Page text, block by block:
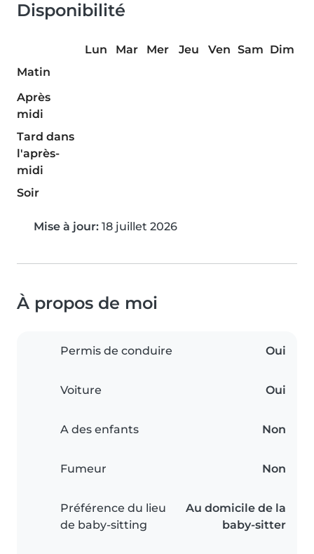
Disponibilité
Lun Mar Mer Jeu Ven Sam Dim
Matin
Après
midi
Tard dans
l'après-
midi
Soir
Mise à jour: 18 juillet 2026
À propos de moi
Permis de conduire Oui
Voiture Oui
A des enfants Non
Fumeur Non
Préférence du lieu
de baby-sitting
Au domicile de la
baby-sitter